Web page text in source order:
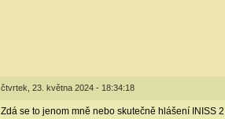
čtvrtek, 23. května 2024 - 18:34:18
Zdá se to jenom mně nebo skutečně hlášení INISS